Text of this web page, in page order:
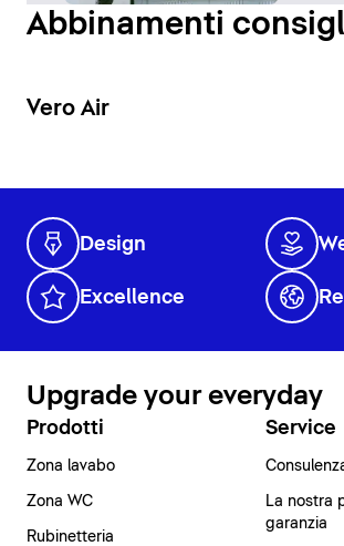
Abbinamenti
Vero Air
Design
Excellence
Upgrade your everyday
Prodotti
Zona lavabo
Zona WC
Rubinetteria
Service
La nostra
garanzia